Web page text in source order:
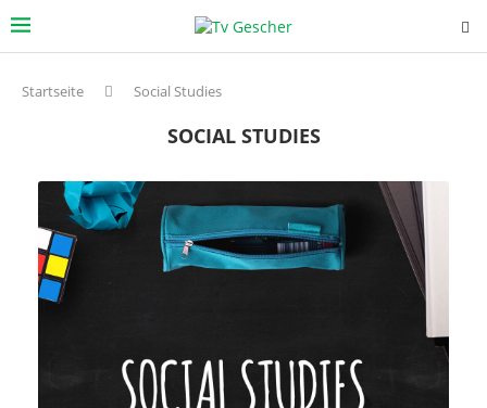
Startseite Social Studies
SOCIAL STUDIES